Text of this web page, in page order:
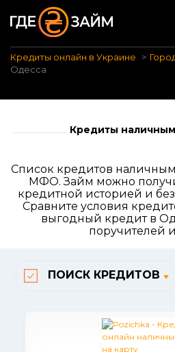
Кредиты онлайн в Украине
Одесса
Кредиты
Список кредитов
МФО. Займ можно
кредитной историей и
Сравните условия
выгодный кредит в
поручителей и
ПОИСК КРЕДИТОВ